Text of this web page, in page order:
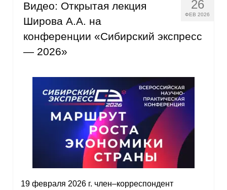
Энергетический семинар
Отрасли и регионы
Inforum
Ученый совет
Материалы
26
ФЕВ 2026
Видео: Открытая лекция
Широва А.А. на
конференции «Сибирский экспресс
— 2026»
19 февраля 2026 г. член–корреспондент